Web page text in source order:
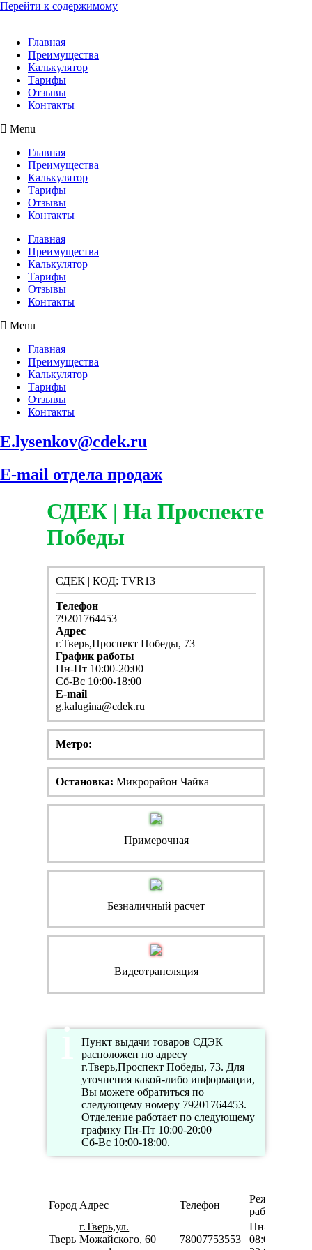
Перейти к содержимому
Главная
Преимущества
Калькулятор
Тарифы
Отзывы
Контакты
Menu
Главная
Преимущества
Калькулятор
Тарифы
Отзывы
Контакты
Главная
Преимущества
Калькулятор
Тарифы
Отзывы
Контакты
Menu
Главная
Преимущества
Калькулятор
Тарифы
Отзывы
Контакты
E.lysenkov@cdek.ru
E-mail отдела продаж
СДЕК | На Проспекте
Победы
СДЕК | КОД: TVR13
Телефон
79201764453
Адрес
г.Тверь,Проспект Победы, 73
График работы
Пн-Пт 10:00-20:00
Сб-Вс 10:00-18:00
E-mail
g.kalugina@cdek.ru
Метро:
Остановка: Микрорайон Чайка
Примерочная
Безналичный расчет
Видеотрансляция
Пункт выдачи товаров СДЭК
расположен по адресу
г.Тверь,Проспект Победы, 73. Для
уточнения какой-либо информации,
Вы можете обратиться по
следующему номеру 79201764453.
Отделение работает по следующему
графику Пн-Пт 10:00-20:00
Сб-Вс 10:00-18:00.
Город Адрес Телефон
Режим
работы
Тверь
г.Тверь,ул.
Можайского, 60
78007753553
Пн-Вс
08:00-